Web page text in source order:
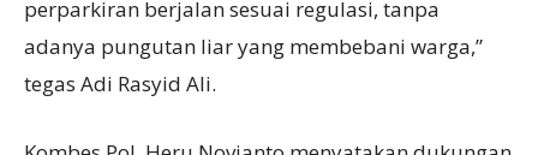
perparkiran berjalan sesuai regulasi, tanpa
adanya pungutan liar yang membebani warga,”
tegas Adi Rasyid Ali.